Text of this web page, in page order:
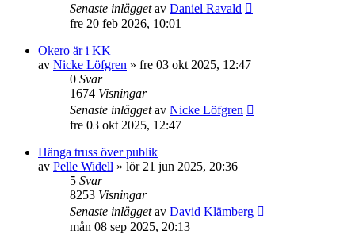
Senaste inläggetav Daniel Ravald
fre 20 feb 2026, 10:01
Okero är i KK
av Nicke Löfgren » fre 03 okt 2025, 12:47
0 Svar
1674 Visningar
Senaste inläggetav Nicke Löfgren
fre 03 okt 2025, 12:47
Hänga truss över publik
av Pelle Widell » lör 21 jun 2025, 20:36
5 Svar
8253 Visningar
Senaste inläggetav David Klämberg
mån 08 sep 2025, 20:13